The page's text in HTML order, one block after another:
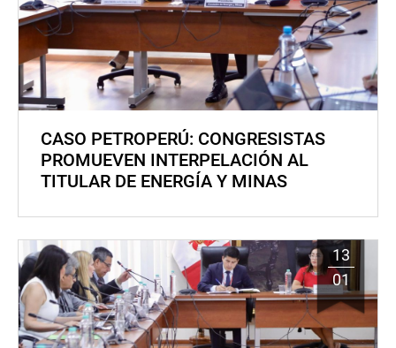
CASO PETROPERÚ: CONGRESISTAS
PROMUEVEN INTERPELACIÓN AL
TITULAR DE ENERGÍA Y MINAS
13
01